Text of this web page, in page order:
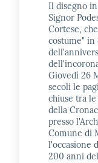
Il disegno
Signor
Cortese,
costume" in
Giovedì 26
secoli le
chiuse tra
della
presso
Comune di
l'occasione
200 anni